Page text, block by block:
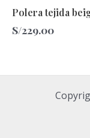
Polera tejida
S/229.00